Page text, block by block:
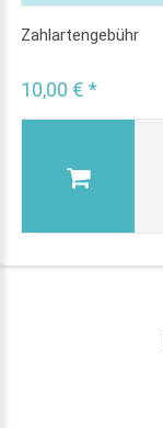
Zahlartengebühr
10,00 € *